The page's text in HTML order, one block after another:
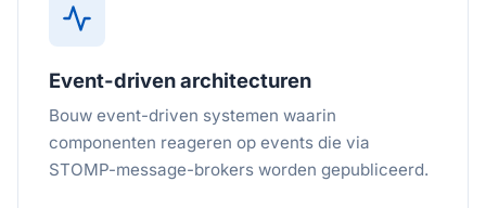
Event-driven architecturen
Bouw event-driven systemen waarin
componenten reageren op events die via
STOMP-message-brokers worden gepubliceerd.